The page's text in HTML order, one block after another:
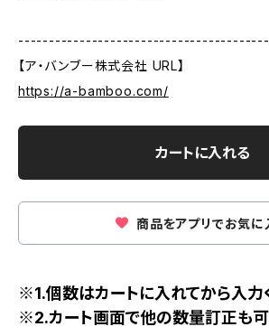
【ア・バンブー株式会社 URL】
https://a-bamboo.com/
カートに入れる
商品をアプリでお気に
※1.個数はカートに入れてから入力
※2.カート画面で他の数量訂正も可